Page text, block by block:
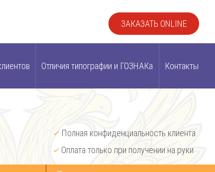
ЗАКАЗАТЬ ONLINE
Отличия типографии и ГОЗНАКа Контакты
Полная конфиденциальность клиента
Оплата только при получении на руки